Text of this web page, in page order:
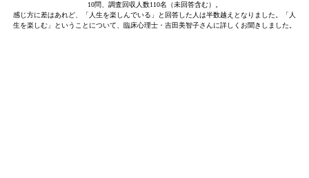
10問、調査回収人数110名（未回答含む）。
感じ方に差はあれど、「人生を楽しんでいる」と回答した人は半数越えとなりました。「人
生を楽しむ」ということについて、臨床心理士・吉田美智子さんに詳しくお聞きしました。